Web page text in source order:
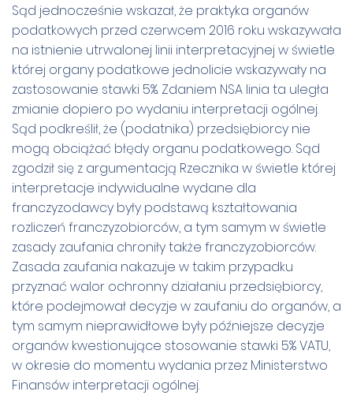
Sąd jednocześnie wskazał, że praktyka organów
podatkowych przed czerwcem 2016 roku wskazywała
na istnienie utrwalonej linii interpretacyjnej w świetle
której organy podatkowe jednolicie wskazywały na
zastosowanie stawki 5%. Zdaniem NSA linia ta uległa
zmianie dopiero po wydaniu interpretacji ogólnej.
Sąd podkreślił, że (podatnika) przedsiębiorcy nie
mogą obciążać błędy organu podatkowego. Sąd
zgodził się z argumentacją Rzecznika w świetle której
interpretacje indywidualne wydane dla
franczyzodawcy były podstawą kształtowania
rozliczeń franczyzobiorców, a tym samym w świetle
zasady zaufania chroniły także franczyzobiorców.
Zasada zaufania nakazuje w takim przypadku
przyznać walor ochronny działaniu przedsiębiorcy,
które podejmował decyzje w zaufaniu do organów, a
tym samym nieprawidłowe były późniejsze decyzje
organów kwestionujące stosowanie stawki 5% VATU,
w okresie do momentu wydania przez Ministerstwo
Finansów interpretacji ogólnej.